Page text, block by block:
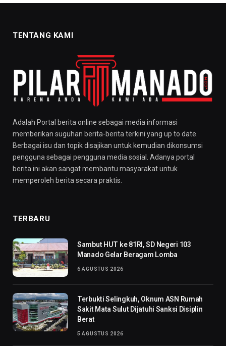
TENTANG KAMI
Adalah Portal berita online sebagai media informasi
memberikan suguhan berita-berita terkini yang up to date.
Berbagai isu dan topik disajikan untuk kemudian dikonsumsi
pengguna sebagai pengguna media sosial. Adanya portal
berita ini akan sangat membantu masyarakat untuk
memperoleh berita secara praktis.
TERBARU
Sambut HUT ke 81RI, SD Negeri 103
Manado Gelar Beragam Lomba
6 AGUSTUS 2026
Terbukti Selingkuh, Oknum ASN Rumah
Sakit Mata Sulut Dijatuhi Sanksi Disiplin
Berat
5 AGUSTUS 2026